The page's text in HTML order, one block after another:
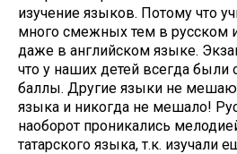
изучение языков. Потому что
много смежных тем в русском
даже в английском языке.
что у наших детей всегда были
баллы. Другие языки не
языка и никогда не мешало!
наоборот проникались
татарского языка, т.к. изучали